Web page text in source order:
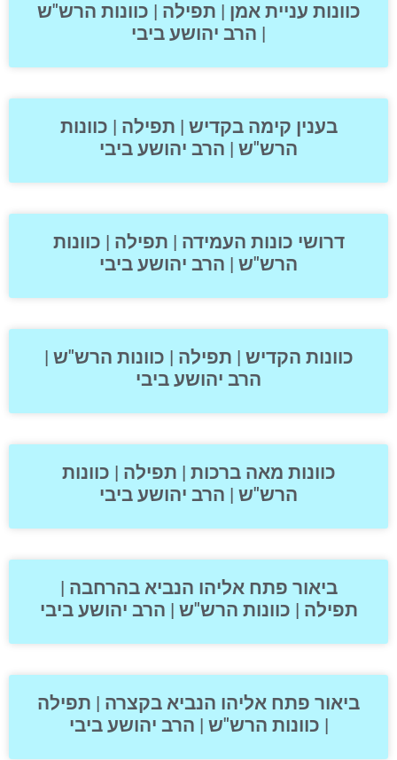
כוונות עניית אמן | תפילה | כוונות הרש"ש
| הרב יהושע ביבי
בענין קימה בקדיש | תפילה | כוונות
הרש"ש | הרב יהושע ביבי
דרושי כונות העמידה | תפילה | כוונות
הרש"ש | הרב יהושע ביבי
כוונות הקדיש | תפילה | כוונות הרש"ש |
הרב יהושע ביבי
כוונות מאה ברכות | תפילה | כוונות
הרש"ש | הרב יהושע ביבי
ביאור פתח אליהו הנביא בהרחבה |
תפילה | כוונות הרש"ש | הרב יהושע ביבי
ביאור פתח אליהו הנביא בקצרה | תפילה
| כוונות הרש"ש | הרב יהושע ביבי